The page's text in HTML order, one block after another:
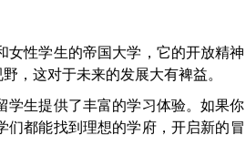
女性学生的帝国大学，它的开放精神
，这对于未来的发展大有裨益。
学生提供了丰富的学习体验。如果你
们都能找到理想的学府，开启新的冒